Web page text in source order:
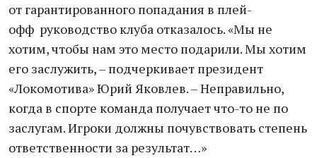
от гарантированного попадания в плей-
офф руководство клуба отказалось. «Мы не
хотим, чтобы нам это место подарили. Мы хотим
его заслужить, – подчеркивает президент
«Локомотива» Юрий Яковлев. – Неправильно,
когда в спорте команда получает что-то не по
заслугам. Игроки должны почувствовать степень
ответственности за результат…»